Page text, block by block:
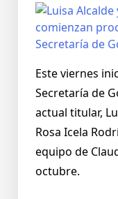
Este viernes
Secretaría de
actual titular,
Rosa Icela
equipo de
octubre.